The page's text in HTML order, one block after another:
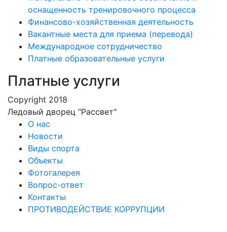
оснащенность тренировочного процесса
Финансово-хозяйственная деятельность
Вакантные места для приема (перевода)
Международное сотрудничество
Платные образовательные услуги
Платные услуги
Copyright 2018
Ледовый дворец "Рассвет"
О нас
Новости
Виды спорта
Объекты
Фотогалерея
Вопрос-ответ
Контакты
ПРОТИВОДЕЙСТВИЕ КОРРУПЦИИ